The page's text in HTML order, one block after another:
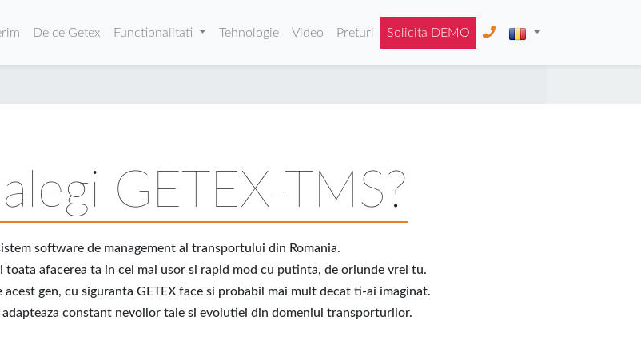
De ce Getex Functionalitati Tehnologie Video Preturi Solicita DEMO
GETEX-TMS?
software de management al transportului din Romania.
afacerea ta in cel mai usor si rapid mod cu putinta, de oriunde vrei tu.
gen, cu siguranta GETEX face si probabil mai mult decat ti-ai imaginat.
constant nevoilor tale si evolutiei din domeniul transporturilor.